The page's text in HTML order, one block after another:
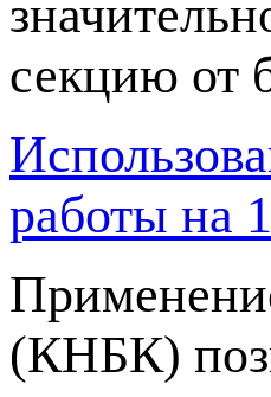
секцию от
работы на
(КНБК)